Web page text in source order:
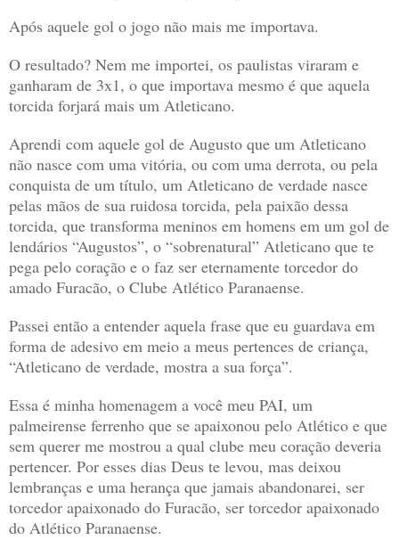
Após aquele gol o jogo não mais me importava.
O resultado? Nem me importei, os paulistas viraram e
ganharam de 3x1, o que importava mesmo é que aquela
torcida forjará mais um Atleticano.
Aprendi com aquele gol de Augusto que um Atleticano
não nasce com uma vitória, ou com uma derrota, ou pela
conquista de um título, um Atleticano de verdade nasce
pelas mãos de sua ruidosa torcida, pela paixão dessa
torcida, que transforma meninos em homens em um gol de
lendários “Augustos”, o “sobrenatural” Atleticano que te
pega pelo coração e o faz ser eternamente torcedor do
amado Furacão, o Clube Atlético Paranaense.
Passei então a entender aquela frase que eu guardava em
forma de adesivo em meio a meus pertences de criança,
“Atleticano de verdade, mostra a sua força”.
Essa é minha homenagem a você meu PAI, um
palmeirense ferrenho que se apaixonou pelo Atlético e que
sem querer me mostrou a qual clube meu coração deveria
pertencer. Por esses dias Deus te levou, mas deixou
lembranças e uma herança que jamais abandonarei, ser
torcedor apaixonado do Furacão, ser torcedor apaixonado
do Atlético Paranaense.